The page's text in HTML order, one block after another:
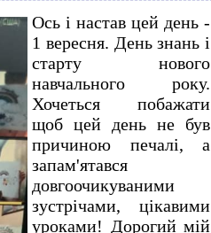
Ось і настав цей день -
1 вересня. День знань і
старту нового
навчального року.
Хочеться побажати
щоб цей день не був
причиною печалі, а
запам'ятався
довгоочикуваними
зустрічами, цікавими
уроками! Дорогий мій